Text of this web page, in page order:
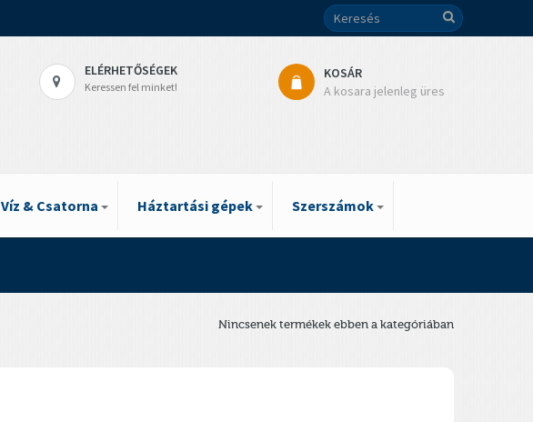
ELÉRHETŐSÉGEK
Keressen fel minket!
KOSÁR
A kosara jelenleg üres
Víz & Csatorna Háztartási gépek Szerszámok
Nincsenek termékek ebben a kategóriában